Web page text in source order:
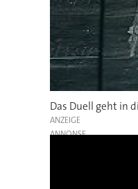
Das Duell geht in
ANZEIGE